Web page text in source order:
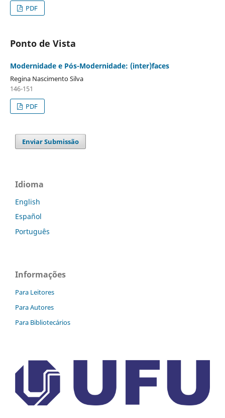
PDF
Ponto de Vista
Modernidade e Pós-Modernidade: (inter)faces
Regina Nascimento Silva
146-151
PDF
Enviar Submissão
Idioma
English
Español
Português
Informações
Para Leitores
Para Autores
Para Bibliotecários